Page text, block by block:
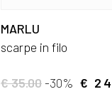
MARLU
scarpe in filo
€ 35.00-30% €